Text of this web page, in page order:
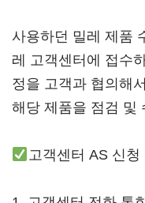
사용하던 밀레 제품
레 고객센터에 접수
정을 고객과 협의해
해당 제품을 점검 및
고객센터 AS 신청